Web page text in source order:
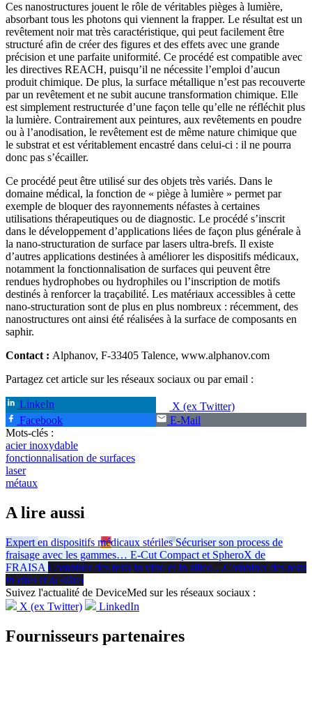
Ces nanostructures jouent le rôle de véritables pièges à lumière,
absorbant tous les photons qui viennent la frapper. Le résultat est un
revêtement noir mat très caractéristique, qui peut facilement être
structuré afin de créer des figures et des effets avec une grande
précision et une parfaite uniformité. Ce procédé est compatible avec
les directives REACH, puisqu’il ne nécessite l’emploi d’aucun
produit chimique. De plus, la surface métallique n’est pas recouverte
par un revêtement et ne subit aucune transformation chimique. Elle
est simplement restructurée d’une façon telle qu’elle ne réfléchit plus
la lumière. Contrairement aux peintures, aux revêtements en poudre
ou à l’anodisation, le revêtement est de même nature chimique que
le substrat et est véritablement encastré dans celui-ci : il ne pourra
donc pas s’écailler.
Ce procédé peut être utilisé sur des objets très variés. Dans le
domaine médical, la fonction de « piège à lumière » permet par
exemple de bloquer des rayonnements néfastes à certaines
utilisations thérapeutiques ou de diagnostic. Le procédé s’inscrit
dans le développement d’applications liées de façon plus générale à
la nano-structuration de surface par lasers ultra-brefs. Il existe
d’autres applications destinées à améliorer les dispositifs médicaux,
notamment la fonctionnalisation de surfaces qui peuvent être
rendues hydrophobes ou hydrophiles ou l’inscription de motifs
destinés à renforcer la traçabilité. Les matériaux accessibles à cette
nano-structuration sont de plus en plus nombreux : récemment, des
nanostructures ont ainsi été réalisées à la surface de composants en
saphir.
Contact : Alphanov, F-33405 Talence, www.alphanov.com
Partagez cet article sur les réseaux sociaux ou par email :
LinkeIn
X (ex Twitter)
Facebook
E-Mail
Mots-clés :
acier inoxydable
fonctionnalisation de surfaces
laser
métaux
A lire aussi
Expert en dispositifs médicaux stériles Sécuriser son process de
fraisage avec les gammes… E-Cut Compact et SpheroX de
FRAISA Combiner des tests in vitro et in silico…Combiner des tests
in vitro et in silico
Suivez l'actualité de DeviceMed sur les réseaux sociaux :
X (ex Twitter)
LinkedIn
Fournisseurs partenaires